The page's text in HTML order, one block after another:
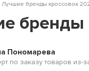
Лучшие бренды кроссовок
бренды
Пономарева
по заказу товаров из-